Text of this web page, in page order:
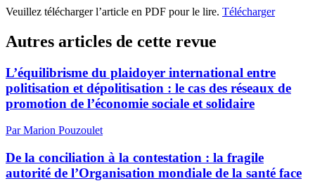
Veuillez télécharger l’article en PDF pour le lire. Télécharger
Autres articles de cette revue
L’équilibrisme du plaidoyer international entre
politisation et dépolitisation : le cas des réseaux de
promotion de l’économie sociale et solidaire
Par Marion Pouzoulet
De la conciliation à la contestation : la fragile
autorité de l’Organisation mondiale de la santé face